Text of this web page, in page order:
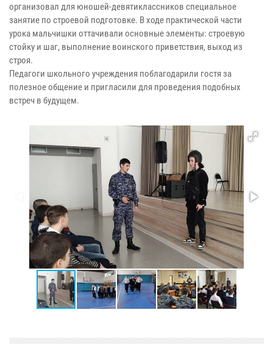
организовал для юношей-девятиклассников специальное
занятие по строевой подготовке. В ходе практической части
урока мальчишки оттачивали основные элементы: строевую
стойку и шаг, выполнение воинского приветствия, выход из
строя.
Педагоги школьного учреждения поблагодарили гостя за
полезное общение и пригласили для проведения подобных
встреч в будущем.